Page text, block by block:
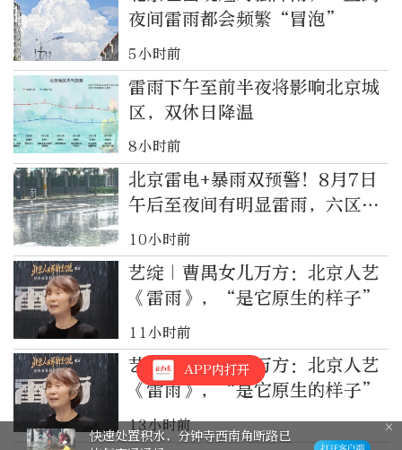
夜间雷雨都会频繁“冒泡”
5小时前
雷雨下午至前半夜将影响北京城
区，双休日降温
8小时前
北京雷电+暴雨双预警！8月7日
午后至夜间有明显雷雨，六区升
级暴雨黄色预警
10小时前
艺绽｜曹禺女儿万方：北京人艺
《雷雨》，“是它原生的样子”
11小时前
艺绽｜曹禺女儿万方：北京人艺
《雷雨》，“是它原生的样子”
13小时前
APP内打开
快速处置积水，分钟寺西南角断路已